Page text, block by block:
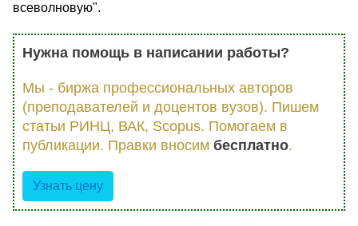
всеволновую".
Нужна помощь в написании работы?
Мы - биржа профессиональных авторов
(преподавателей и доцентов вузов). Пишем
статьи РИНЦ, ВАК, Scopus. Помогаем в
публикации. Правки вносим бесплатно.
Узнать цену